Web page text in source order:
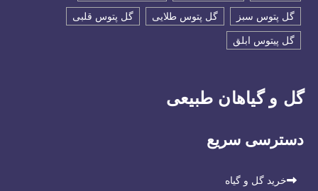
گل پتوس سبز گل پتوس طلایی گل پتوس قلبی
گل پیتوس ابلق
گل و گیاهان طبیعی
دسترسی سریع
خرید گل و گیاه